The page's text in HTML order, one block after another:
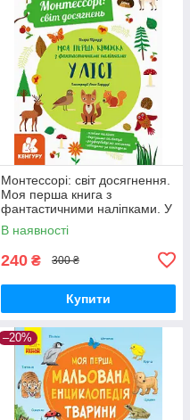
Монтессорі: світ досягнення.
Моя перша книга з
фантастичними наліпками. У
лісі. К'яра Піродді | Кенгуру
В наявності
240 ₴ 300 ₴
Купити
–20%